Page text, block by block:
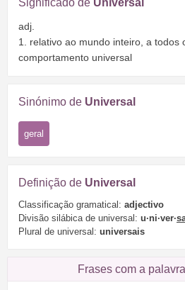
Significado de Universal
adj.
1. relativo ao mundo inteiro, a todos
comportamento universal
Sinónimo de Universal
geral
Definição de Universal
Classificação gramatical: adjectivo
Divisão silábica de universal: u·ni·ver·
Plural de universal: universais
Frases com a palavra